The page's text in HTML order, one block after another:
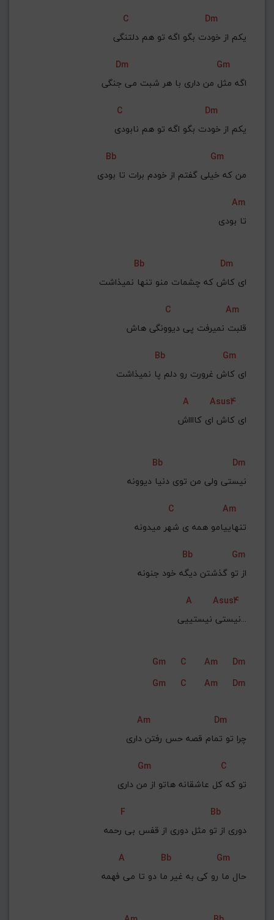
C
Dm
یکم از خودت بگو اگه تو هم دلتنگی
Dm
Gm
اگه مثل من داری با هر شبت می جنگی
C
Dm
یکم از خودت بگو اگه تو هم نابودی
Bb
Gm
من که خیلی گفتم از خودم برات تا بودی
Am
تا بودی
Bb
Dm
ای کاش که چشمات منو تنها نمیذاشت
C
Am
قلبت نمیرفت پی دیوونگی هاش
Bb
Gm
ای کاش غرورت رو دلم پا نمیذاشت
A
Asus4
ای کاش ای کااااش
Bb
Dm
نیستی ولی من توی دنیا دیوونه
C
Am
تنهاییامو همه ی شهر میدونه
Bb
Gm
از تو گذشتن دیگه خود جنونه
A
Asus4
نیستی نیستییی...
Gm C Am
Dm
Gm
C Am Dm
Am
Dm
چرا تو تمام قصه حس رفتن داری
Gm
C
تو که کل عاشقانه هاتو از من داری
F
Bb
دوری از تو مثل دوری از قفس بی رحمه
A
Bb
Gm
حال ما رو کی به غیر ما دو تا می فهمه